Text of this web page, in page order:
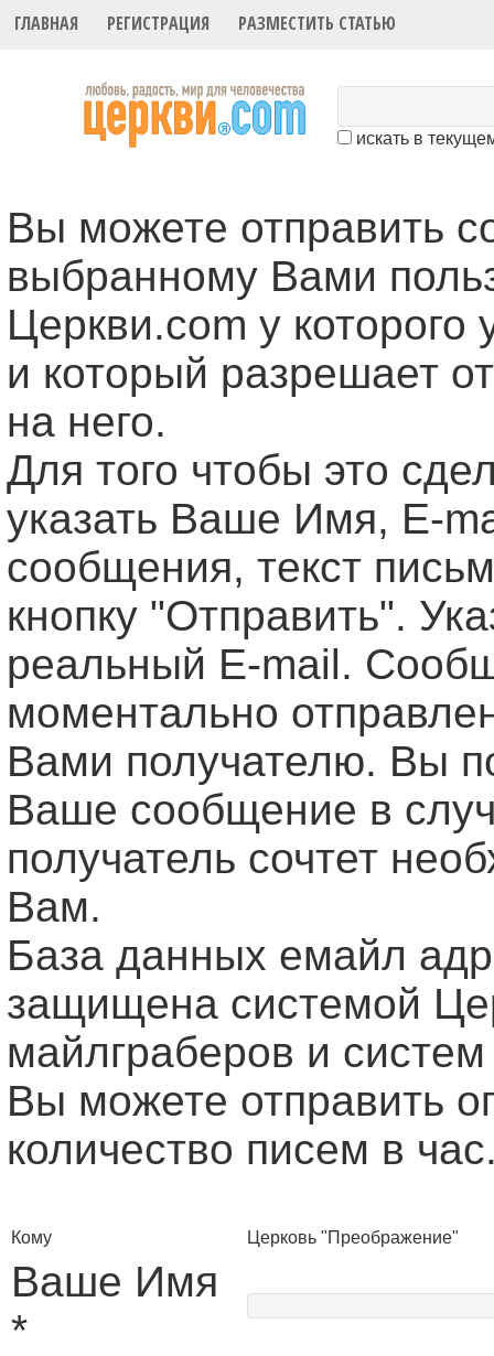
ГЛАВНАЯ РЕГИСТРАЦИЯ РАЗМЕСТИТЬ СТАТЬЮ
искать в
Вы можете отправить
выбранному Вами
Церкви.com у которого
и который разрешает
на него.
Для того чтобы это
указать Ваше Имя, Е-
сообщения, текст
кнопку "Отправить".
реальный E-mail.
моментально
Вами получателю. Вы
Ваше сообщение в
получатель сочтет
Вам.
База данных емайл
защищена системой
майлграберов и
Вы можете отправить
количество писем в
Кому Церковь "Преображение"
Ваше Имя
*